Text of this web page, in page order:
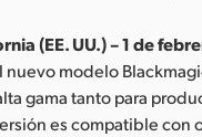
(EE. UU.) – 1 de
modelo
gama tanto para
es compatible con